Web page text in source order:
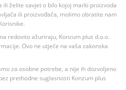
ili želite savjet o bilo kojoj marki proizvoda
ili proizvođača, molimo obratite nam
redovito ažuriraju, Konzum plus d.o.o.
Ovo ne utječe na vaša zakonska
za osobne potrebe, a nije ih dozvoljeno
prethodne suglasnosti Konzum plus